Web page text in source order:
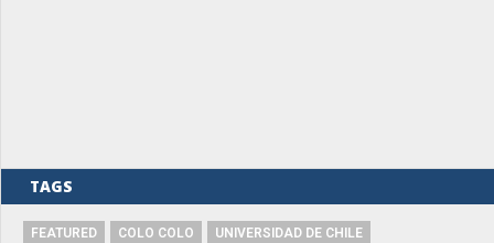
TAGS
FEATURED COLO COLO
UNIVERSIDAD DE CHILE